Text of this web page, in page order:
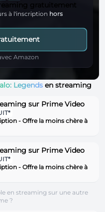
gratuitement
à l'inscription hors
Amazon
Legends en streaming
sur Prime Video
- Offre la moins chère à
sur Prime Video
- Offre la moins chère à
en streaming sur une autre
?